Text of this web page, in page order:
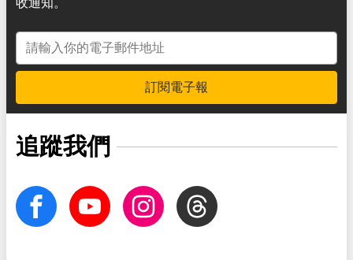
收通知。
電子郵件地址
訂閱電子報
追蹤我們
facebook Youtube InstagramThreads